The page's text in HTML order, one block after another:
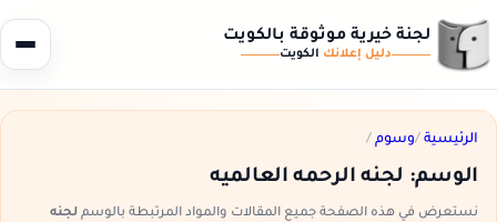
لجنة خيرية موثوقة بالكويت
دليل إعلانك الكويت
الرئيسية /وسوم /
الوسم: لجنه الرحمه العالميه
نستعرض في هذه الصفحة جميع المقالات والمواد المرتبطة بالوسم لجنه